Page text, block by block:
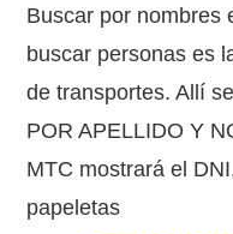
Buscar por nombres
buscar personas es
de transportes. Allí
POR APELLIDO Y
MTC mostrará el
papeletas